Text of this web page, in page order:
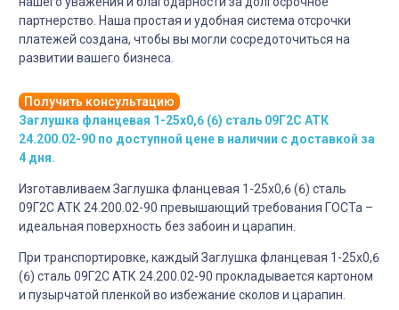
партнерство. Наша простая и удобная система отсрочки
платежей создана, чтобы вы могли сосредоточиться на
развитии вашего бизнеса.
Получить консультацию
Заглушка фланцевая 1-25х0,6 (6) сталь 09Г2С АТК
24.200.02-90 по доступной цене в наличии с доставкой за
4 дня.
Изготавливаем Заглушка фланцевая 1-25х0,6 (6) сталь
09Г2С АТК 24.200.02-90 превышающий требования ГОСТа –
идеальная поверхность без забоин и царапин.
При транспортировке, каждый Заглушка фланцевая 1-25х0,6
(6) сталь 09Г2С АТК 24.200.02-90 прокладывается картоном
и пузырчатой пленкой во избежание сколов и царапин.